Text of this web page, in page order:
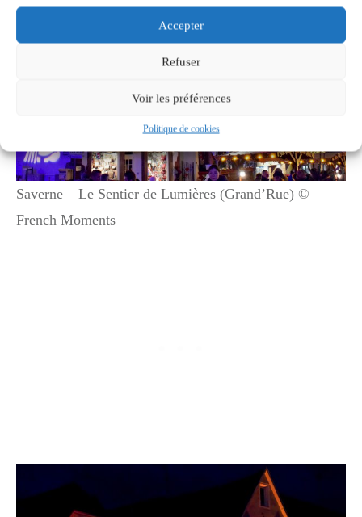
Accepter
Refuser
Voir les préférences
Politique de cookies
Saverne – Le Sentier de Lumières (Grand’Rue) ©
French Moments